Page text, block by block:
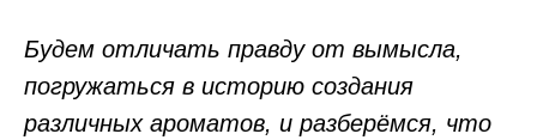
Будем отличать правду от вымысла,
погружаться в историю создания
различных ароматов, и разберёмся, что